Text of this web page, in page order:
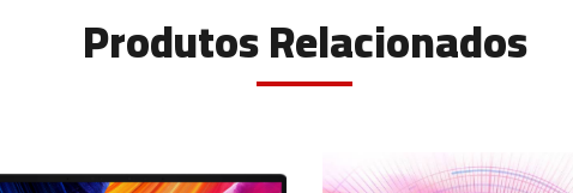
Produtos Relacionados